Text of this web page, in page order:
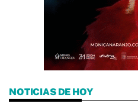
NOTICIAS DE HOY